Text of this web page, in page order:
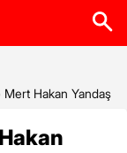
Hakan Yandaş